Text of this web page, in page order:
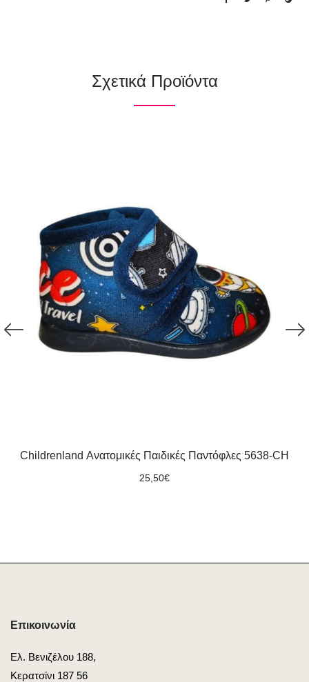
Σχετικά Προϊόντα
Childrenland Ανατομικές Παιδικές Παντόφλες 5638-CH
25,50€
Επικοινωνία
Ελ. Βενιζέλου 188,
Κερατσίνι 187 56